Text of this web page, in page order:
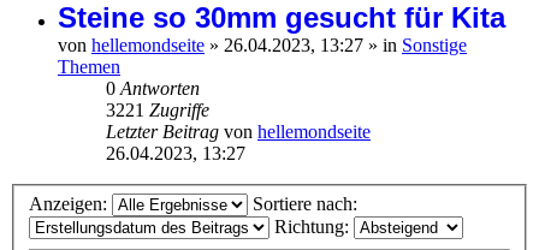
Steine so 30mm gesucht für Kita
von hellemondseite » 26.04.2023, 13:27 » in Sonstige
Themen
0 Antworten
3221 Zugriffe
Letzter Beitrag von hellemondseite
26.04.2023, 13:27
Anzeigen:
Sortiere nach:
Richtung: